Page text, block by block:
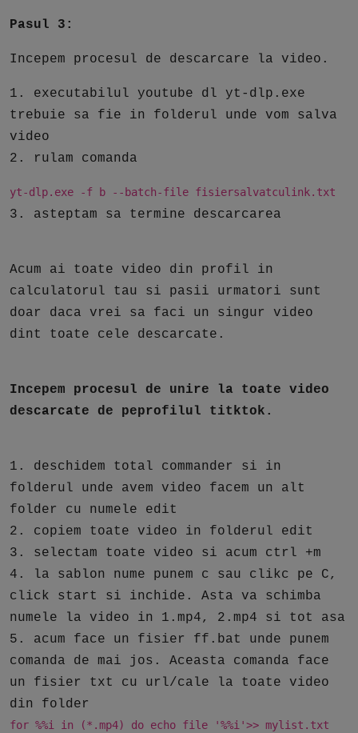
Pasul 3:
Incepem procesul de descarcare la video.
1. executabilul youtube dl yt-dlp.exe
trebuie sa fie in folderul unde vom salva
video
2. rulam comanda
yt-dlp.exe -f b --batch-file fisiersalvatculink.txt
3. asteptam sa termine descarcarea
Acum ai toate video din profil in
calculatorul tau si pasii urmatori sunt
doar daca vrei sa faci un singur video
dint toate cele descarcate.
Incepem procesul de unire la toate video
descarcate de peprofilul titktok.
1. deschidem total commander si in
folderul unde avem video facem un alt
folder cu numele edit
2. copiem toate video in folderul edit
3. selectam toate video si acum ctrl +m
4. la sablon nume punem c sau clikc pe C,
click start si inchide. Asta va schimba
numele la video in 1.mp4, 2.mp4 si tot asa
5. acum face un fisier ff.bat unde punem
comanda de mai jos. Aceasta comanda face
un fisier txt cu url/cale la toate video
din folder
for %%i in (*.mp4) do echo file '%%i'>> mylist.txt